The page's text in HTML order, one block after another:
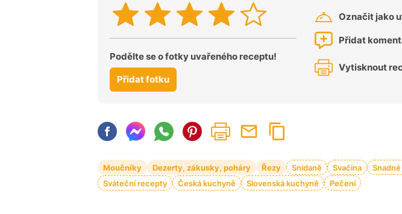
Podělte se o fotky uvařeného receptu!
Přidat fotku
Označit jako
Přidat
Vytisknout
Moučníky Dezerty, zákusky, poháry Řezy Snídaně Svačina
Sváteční recepty
Česká kuchyně Slovenská kuchyně Pečení